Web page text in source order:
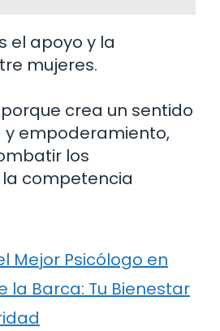
el apoyo y la
mujeres.
crea un sentido
empoderamiento,
los
competencia
Mejor Psicólogo en
la Barca: Tu Bienestar